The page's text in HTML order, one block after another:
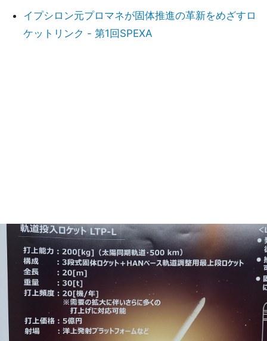
イプシロン元プロマネが固体推進の革新をめざすロ
ケットリンク - 第1回SPEXA